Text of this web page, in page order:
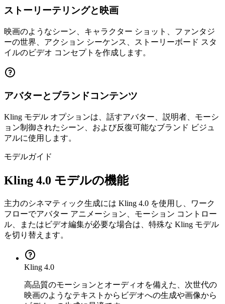
ストーリーテリングと映画
映画のようなシーン、キャラクター ショット、ファンタジ
ーの世界、アクション シーケンス、ストーリーボード スタ
イルのビデオ コンセプトを作成します。
アバターとブランドコンテンツ
Kling モデル オプションは、話すアバター、説明者、モーシ
ョン制御されたシーン、および反復可能なブランド ビジュ
アルに使用します。
モデルガイド
Kling 4.0 モデルの機能
主力のシネマティック生成には Kling 4.0 を使用し、ワーク
フローでアバター アニメーション、モーション コントロー
ル、またはビデオ編集が必要な場合は、特殊な Kling モデル
を切り替えます。
Kling 4.0
高品質のモーションとオーディオを備えた、次世代の
映画のようなテキストからビデオへの生成や画像から